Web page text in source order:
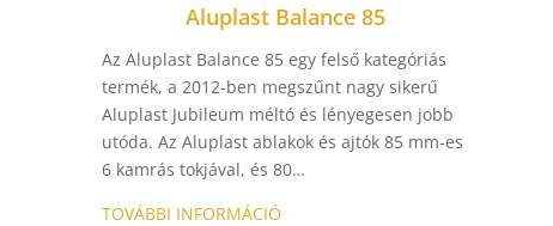
Aluplast Balance 85
Az Aluplast Balance 85 egy felső kategóriás
termék, a 2012-ben megszűnt nagy sikerű
Aluplast Jubileum méltó és lényegesen jobb
utóda. Az Aluplast ablakok és ajtók 85 mm-es
6 kamrás tokjával, és 80…
TOVÁBBI INFORMÁCIÓ